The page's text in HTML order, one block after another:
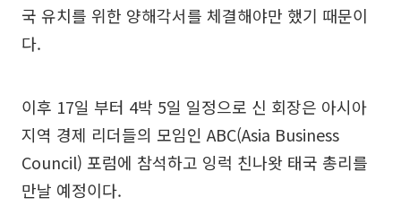
국 유치를 위한 양해각서를 체결해야만 했기 때문이
다.
이후 17일 부터 4박 5일 일정으로 신 회장은 아시아
지역 경제 리더들의 모임인 ABC(Asia Business
Council) 포럼에 참석하고 잉럭 친나왓 태국 총리를
만날 예정이다.